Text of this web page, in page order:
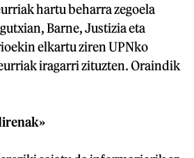
hartu beharra zegoela
Barne, Justizia eta
elkartu ziren UPNko
iragarri zituzten. Oraindik